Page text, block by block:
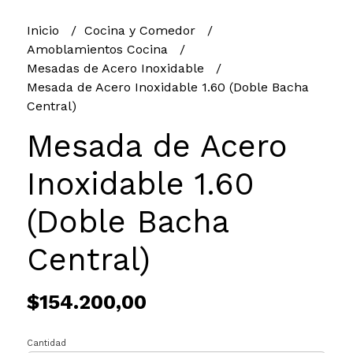
Inicio
Cocina y Comedor
Amoblamientos Cocina
Mesadas de Acero Inoxidable
Mesada de Acero Inoxidable 1.60 (Doble Bacha
Central)
Mesada de Acero
Inoxidable 1.60
(Doble Bacha
Central)
$154.200,00
Cantidad